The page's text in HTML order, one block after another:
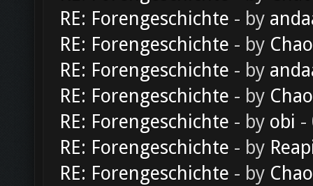
RE: Forengeschichte - by
RE: Forengeschichte - by
RE: Forengeschichte - by
RE: Forengeschichte - by
RE: Forengeschichte - by obi -
RE: Forengeschichte - by
RE: Forengeschichte - by